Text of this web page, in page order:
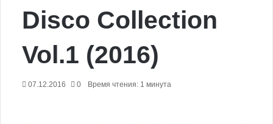
Disco Collection
Vol.1 (2016)
07.12.2016 0 Время чтения: 1 минута